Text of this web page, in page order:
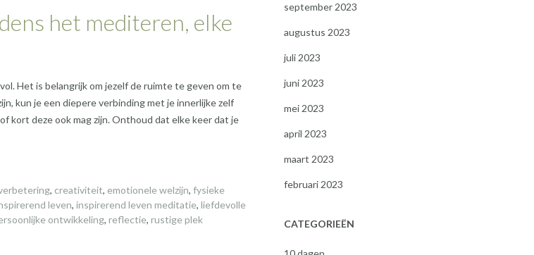
het mediteren, elke
Het is belangrijk om jezelf de ruimte te geven om te
kun je een diepere verbinding met je innerlijke zelf
kort deze ook mag zijn. Onthoud dat elke keer dat je
, creativiteit, emotionele welzijn, fysieke
leven, inspirerend leven meditatie, liefdevolle
ontwikkeling, reflectie, rustige plek
september 2023
augustus 2023
juli 2023
juni 2023
mei 2023
april 2023
maart 2023
februari 2023
CATEGORIEËN